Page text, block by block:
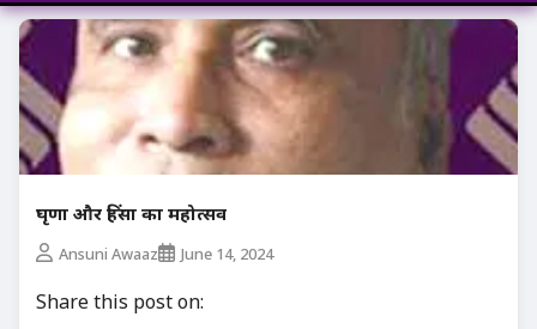
घृणा और हिंसा का महोत्सव
Ansuni Awaaz June 14, 2024
Share this post on: